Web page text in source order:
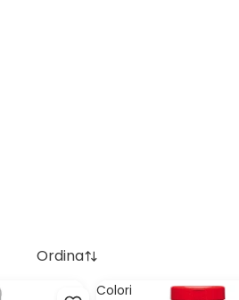
Ordina
Colori